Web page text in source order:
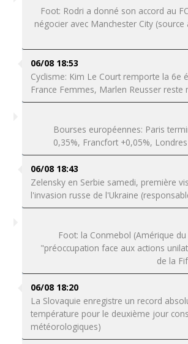
Foot: Rodri a donné son accord au
négocier avec Manchester City (source
06/08 18:53
Cyclisme: Kim Le Court remporte la 6e
France Femmes, Marlen Reusser reste
Bourses européennes: Paris
0,35%, Francfort +0,05%,
06/08 18:43
Zelensky en Serbie samedi, première
l'invasion russe de l'Ukraine
Foot: la Conmebol (Amérique
"préoccupation face aux actions
de la
06/08 18:20
La Slovaquie enregistre un record
température pour le deuxième jour
météorologiques)